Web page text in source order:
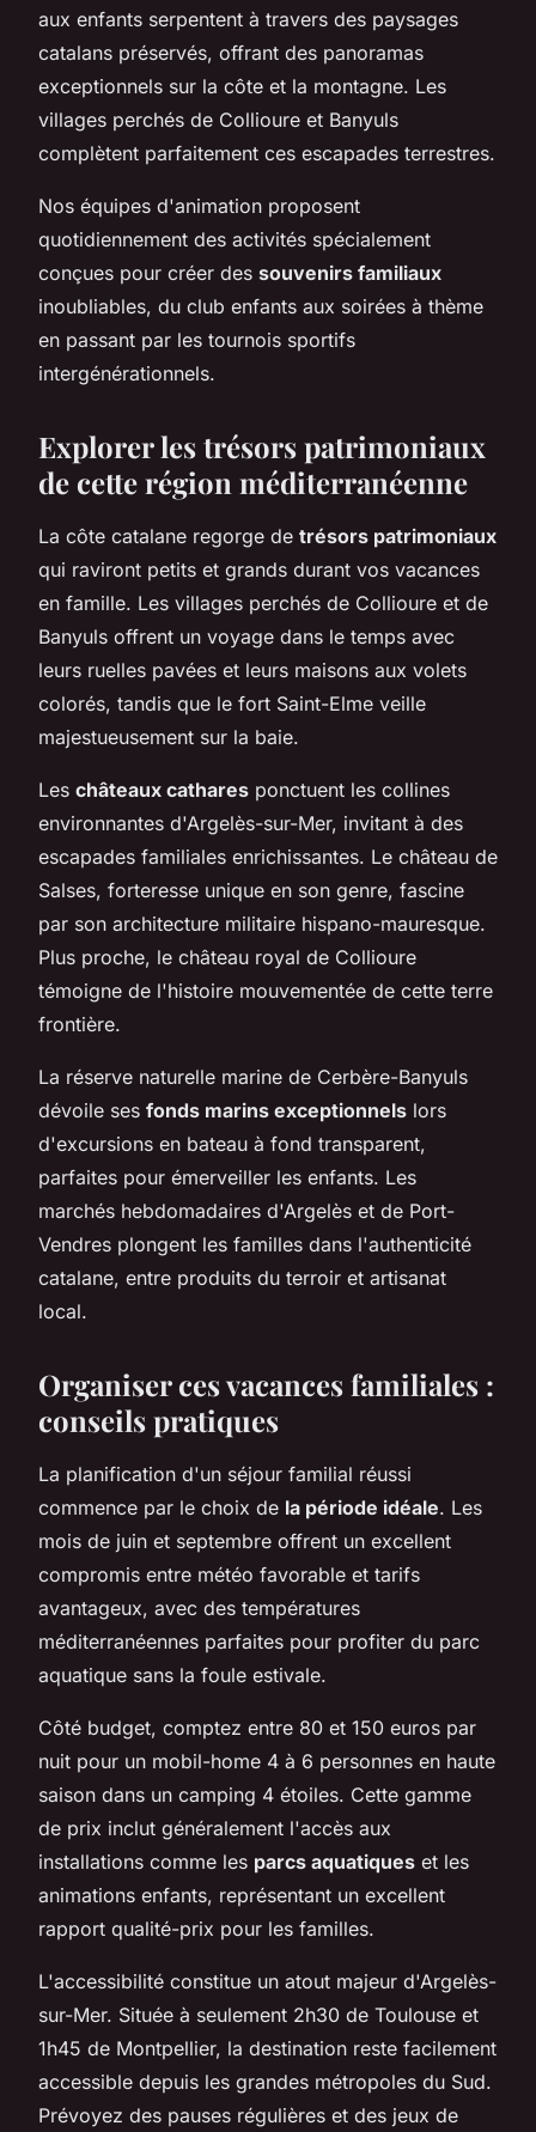
aux enfants serpentent à travers des paysages
catalans préservés, offrant des panoramas
exceptionnels sur la côte et la montagne. Les
villages perchés de Collioure et Banyuls
complètent parfaitement ces escapades terrestres.
Nos équipes d'animation proposent
quotidiennement des activités spécialement
conçues pour créer des souvenirs familiaux
inoubliables, du club enfants aux soirées à thème
en passant par les tournois sportifs
intergénérationnels.
Explorer les trésors patrimoniaux
de cette région méditerranéenne
La côte catalane regorge de trésors patrimoniaux
qui raviront petits et grands durant vos vacances
en famille. Les villages perchés de Collioure et de
Banyuls offrent un voyage dans le temps avec
leurs ruelles pavées et leurs maisons aux volets
colorés, tandis que le fort Saint-Elme veille
majestueusement sur la baie.
Les châteaux cathares ponctuent les collines
environnantes d'Argelès-sur-Mer, invitant à des
escapades familiales enrichissantes. Le château de
Salses, forteresse unique en son genre, fascine
par son architecture militaire hispano-mauresque.
Plus proche, le château royal de Collioure
témoigne de l'histoire mouvementée de cette terre
frontière.
La réserve naturelle marine de Cerbère-Banyuls
dévoile ses fonds marins exceptionnels lors
d'excursions en bateau à fond transparent,
parfaites pour émerveiller les enfants. Les
marchés hebdomadaires d'Argelès et de Port-
Vendres plongent les familles dans l'authenticité
catalane, entre produits du terroir et artisanat
local.
Organiser ces vacances familiales :
conseils pratiques
La planification d'un séjour familial réussi
commence par le choix de la période idéale. Les
mois de juin et septembre offrent un excellent
compromis entre météo favorable et tarifs
avantageux, avec des températures
méditerranéennes parfaites pour profiter du parc
aquatique sans la foule estivale.
Côté budget, comptez entre 80 et 150 euros par
nuit pour un mobil-home 4 à 6 personnes en haute
saison dans un camping 4 étoiles. Cette gamme
de prix inclut généralement l'accès aux
installations comme les parcs aquatiques et les
animations enfants, représentant un excellent
rapport qualité-prix pour les familles.
L'accessibilité constitue un atout majeur d'Argelès-
sur-Mer. Située à seulement 2h30 de Toulouse et
1h45 de Montpellier, la destination reste facilement
accessible depuis les grandes métropoles du Sud.
Prévoyez des pauses régulières et des jeux de